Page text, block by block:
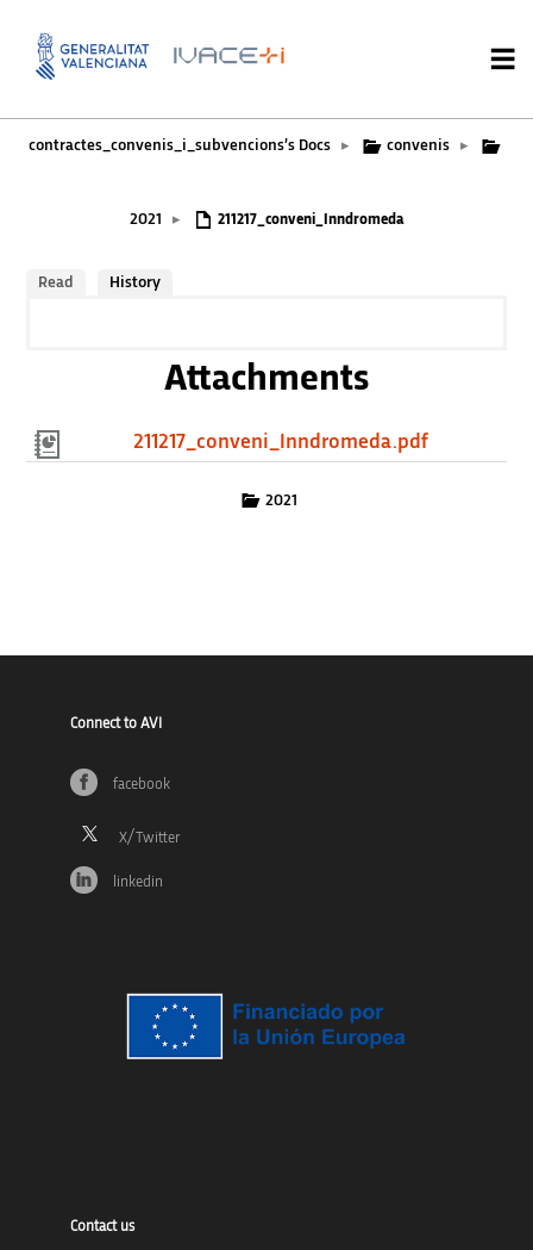
contractes_convenis_i_subvencions’s Docs ▸ convenis ▸
2021 ▸ 211217_conveni_Inndromeda
Read History
Attachments
211217_conveni_Inndromeda.pdf
2021
Connect to AVI
facebook
linkedin
Contact us